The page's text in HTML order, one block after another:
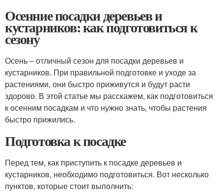
Осенние посадки деревьев и
кустарников: как подготовиться к
сезону
Осень – отличный сезон для посадки деревьев и
кустарников. При правильной подготовке и уходе за
растениями, они быстро приживутся и будут расти
здорово. В этой статье мы расскажем, как подготовиться
к осенним посадкам и что нужно знать, чтобы растения
быстро прижились.
Подготовка к посадке
Перед тем, как приступить к посадке деревьев и
кустарников, необходимо подготовиться. Вот несколько
пунктов, которые стоит выполнить: